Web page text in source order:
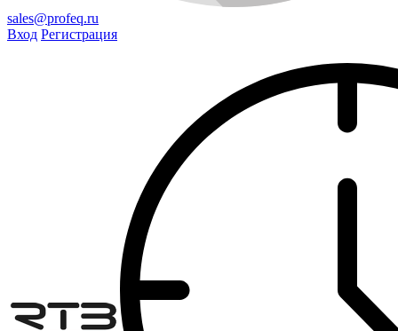
sales@profeq.ru
Вход Регистрация